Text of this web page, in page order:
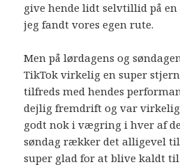
give hende lidt selvtillid på en
jeg fandt vores egen rute.
Men på lørdagens og
TikTok virkelig en super
tilfreds med hendes
dejlig fremdrift og var virkelig
godt nok i vægring i hver af
søndag rækker det alligevel til
super glad for at blive kaldt til